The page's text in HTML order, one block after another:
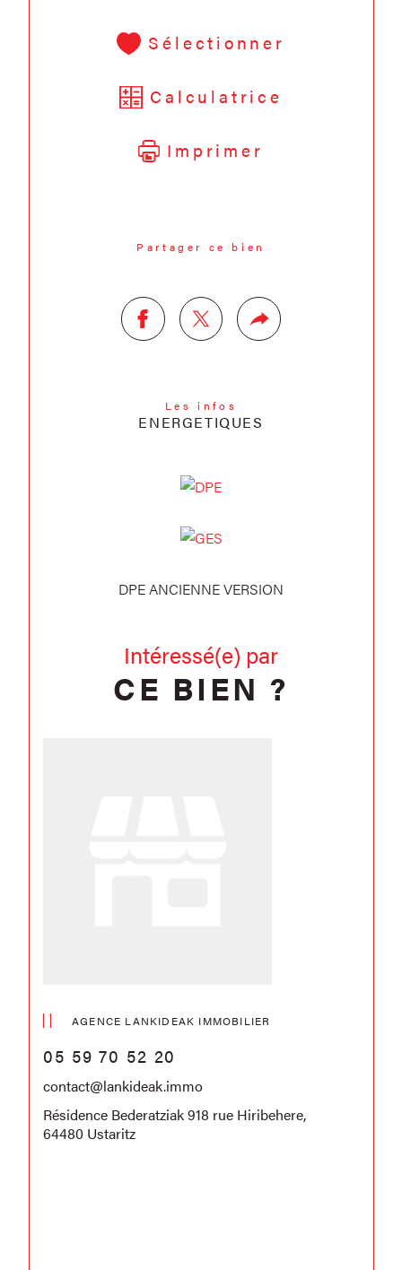
Sélectionner
Calculatrice
Imprimer
Partager ce bien
Les infos
ENERGETIQUES
DPE ANCIENNE VERSION
Intéressé(e) par
CE BIEN ?
AGENCE LANKIDEAK IMMOBILIER
05 59 70 52 20
contact@lankideak.immo
Résidence Bederatziak 918 rue Hiribehere,
64480 Ustaritz